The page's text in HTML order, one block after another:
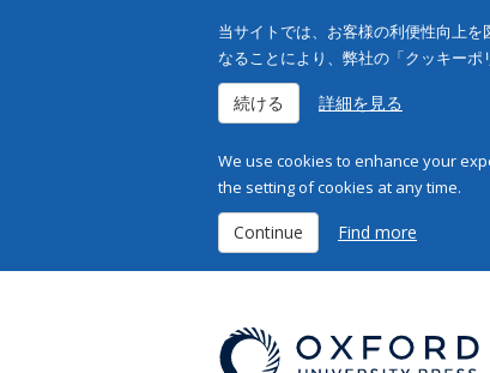
当サイトでは、お客様の利便性向上
なることにより、弊社の「クッキー
続ける 詳細を見る
We use cookies to enhance your
the setting of cookies at any time.
Continue Find more